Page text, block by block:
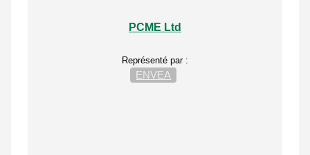
PCME Ltd
Représenté par :
ENVEA